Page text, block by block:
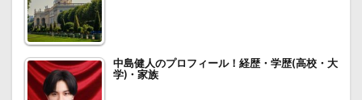
中島健人のプロフィール！経歴・学歴(高校・大
学)・家族